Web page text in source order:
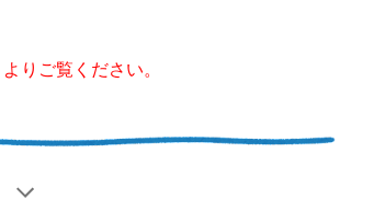
りご覧ください。